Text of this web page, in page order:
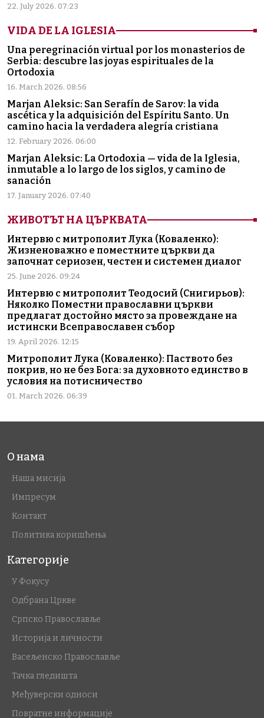
22. July 2026. 07:23
VIDA DE LA IGLESIA
Una peregrinación virtual por los monasterios de
Serbia: descubre las joyas espirituales de la
Ortodoxia
16. March 2026. 08:56
Marjan Aleksic: San Serafín de Sarov: la vida
ascética y la adquisición del Espíritu Santo. Un
camino hacia la verdadera alegría cristiana
12. February 2026. 06:00
Marjan Aleksic: La Ortodoxia — vida de la Iglesia,
inmutable a lo largo de los siglos, y camino de
sanación
17. January 2026. 07:40
ЖИВОТЪТ НА ЦЪРКВАТА
Интервю с митрополит Лука (Коваленко):
Жизненоважно е поместните църкви да
започнат сериозен, честен и системен диалог
25. June 2026. 09:24
Интервю с митрополит Теодосий (Снигирьов):
Няколко Поместни православни църкви
предлагат достойно място за провеждане на
истински Всеправославен събор
19. April 2026. 12:15
Митрополит Лука (Коваленко): Паството без
покрив, но не без Бога: за духовното единство в
условия на потисничество
01. March 2026. 06:39
О нама
Наша мисија
Импресум
Контакт
Политика коришћења
Категорије
У Фокусу
Одбрана Цркве
Српско Православље
Историја и личности
Васељенско Православље
Тачка гледишта
Међуверски односи
Повратне информације